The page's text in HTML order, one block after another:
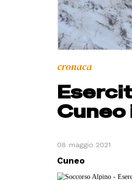
cronaca
Cuneo
08 maggio 2021
Cuneo